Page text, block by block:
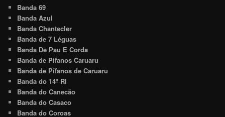
Banda 69
Banda Azul
Banda Chantecler
Banda de 7 Léguas
Banda De Pau E Corda
Banda de Pífanos Caruaru
Banda de Pífanos de Caruaru
Banda do 14º RI
Banda do Canecão
Banda do Casaco
Banda do Coroas